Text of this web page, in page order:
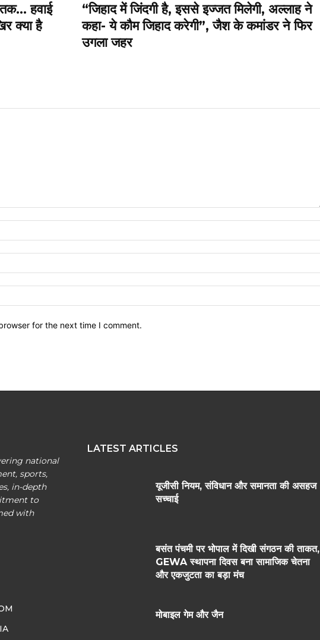
हवाई
क्या है
“जिहाद में जिंदगी है, इससे इज्जत मिलेगी, अल्लाह ने
कहा- ये कौम जिहाद करेगी”, जैश के कमांडर ने फिर
उगला जहर
for the next time I comment.
national
sports,
in-depth
to
with
LATEST ARTICLES
यूजीसी नियम, संविधान और समानता की असहज
सच्चाई
बसंत पंचमी पर भोपाल में दिखी संगठन की ताकत,
GEWA स्थापना दिवस बना सामाजिक चेतना
और एकजुटता का बड़ा मंच
मोबाइल गेम और जैन